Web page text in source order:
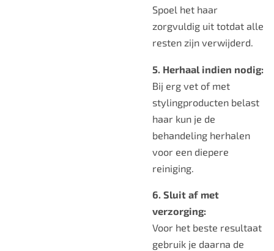
Spoel het haar
zorgvuldig uit totdat alle
resten zijn verwijderd.
5. Herhaal indien nodig:
Bij erg vet of met
stylingproducten belast
haar kun je de
behandeling herhalen
voor een diepere
reiniging.
6. Sluit af met
verzorging:
Voor het beste resultaat
gebruik je daarna de